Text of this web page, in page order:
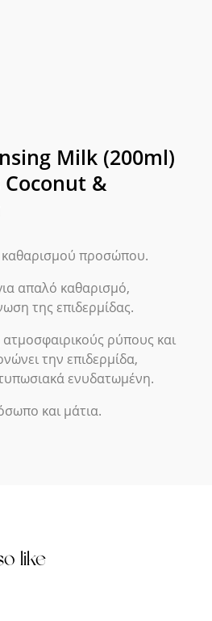
Milk (200ml)
Coconut &
προσώπου.
απαλό καθαρισμό,
της επιδερμίδας.
ρύπους και
την επιδερμίδα,
ενυδατωμένη.
και μάτια.
like